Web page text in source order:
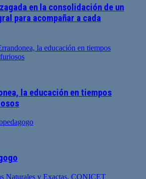
en la consolidación de un
para acompañar a cada
la educación en tiempos